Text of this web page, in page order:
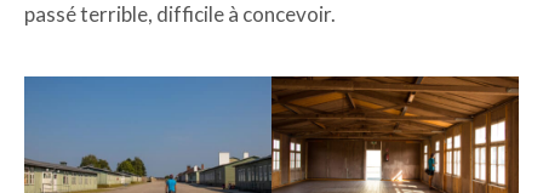
passé terrible, difficile à concevoir.